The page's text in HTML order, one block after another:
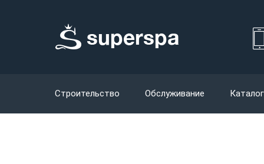
Строительство Обслуживание Каталог